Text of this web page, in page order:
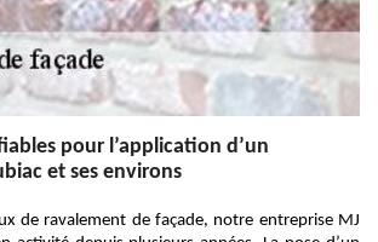
pour l’application d’un
et ses environs
de ravalement de façade, notre entreprise MJ